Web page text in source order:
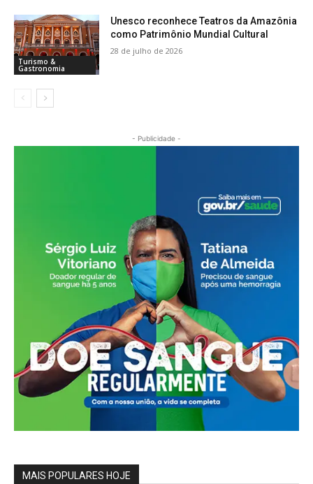
Turismo &
Gastronomia
Unesco reconhece Teatros da Amazônia
como Patrimônio Mundial Cultural
28 de julho de 2026
- Publicidade -
MAIS POPULARES HOJE